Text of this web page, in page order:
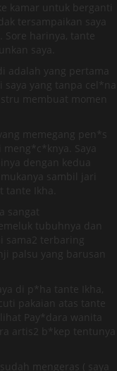
kamar untuk berganti
tersampaikan saya
harinya, tante
saya.
yang pertama
yang tanpa cel*na
membuat momen
memegang pen*s
Saya
dengan kedua
sambil jari
Ikha.
sangat
tubuhnya dan
sama2 terbaring
palsu yang barusan
di p*ha tante Ikha,
pakaian atas tante
Pay*dara wanita
artis2 b*kep tentunya
mengeras ( saya